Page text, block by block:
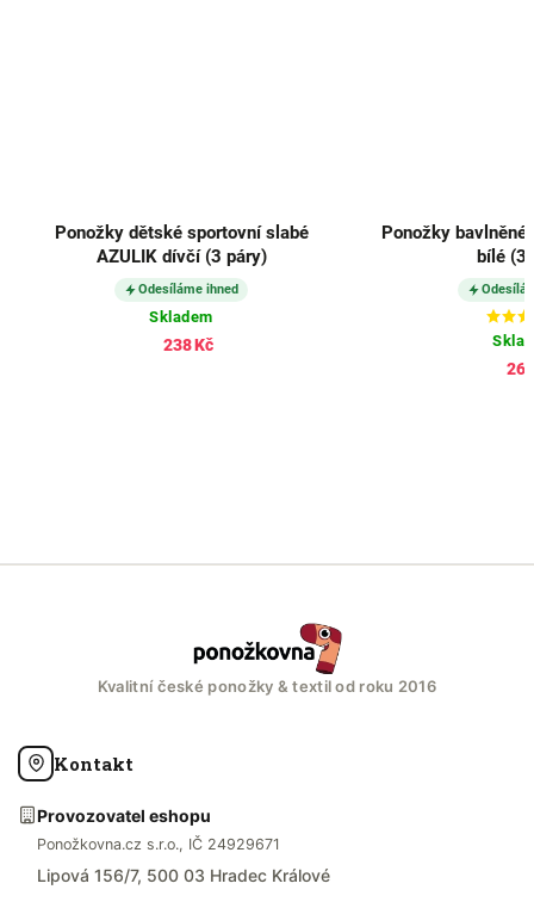
Ponožky dětské sportovní slabé
AZULIK dívčí (3 páry)
Odesíláme ihned
Skladem
238 Kč
Ponožky bavlněné
bílé (3
Kvalitní české ponožky & textil od roku 2016
Kontakt
Provozovatel eshopu
Ponožkovna.cz s.r.o., IČ 24929671
Lipová 156/7, 500 03 Hradec Králové